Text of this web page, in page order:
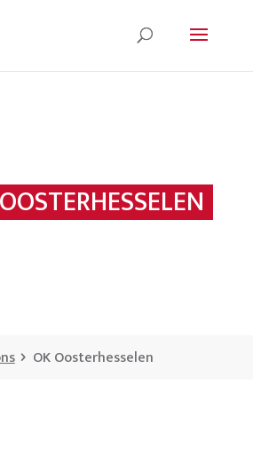
OK Oosterhesselen